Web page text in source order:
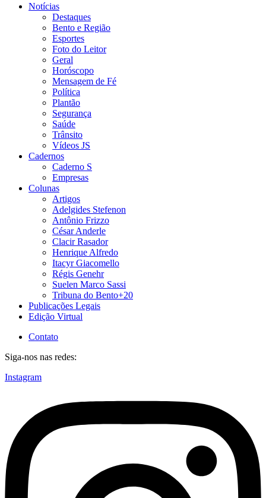
Notícias
Destaques
Bento e Região
Esportes
Foto do Leitor
Geral
Horóscopo
Mensagem de Fé
Política
Plantão
Segurança
Saúde
Trânsito
Vídeos JS
Cadernos
Caderno S
Empresas
Colunas
Artigos
Adelgides Stefenon
Antônio Frizzo
César Anderle
Clacir Rasador
Henrique Alfredo
Itacyr Giacomello
Régis Genehr
Suelen Marco Sassi
Tribuna do Bento+20
Publicações Legais
Edição Virtual
Contato
Siga-nos nas redes:
Instagram